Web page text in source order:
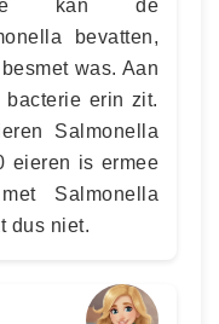
kan de
bevatten,
was. Aan
erin zit.
Salmonella
eieren is ermee
Salmonella
dus niet.